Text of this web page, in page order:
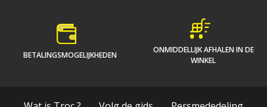
BETALINGSMOGELIJKHEDEN
ONMIDDELLIJK AFHALEN IN DE
WINKEL